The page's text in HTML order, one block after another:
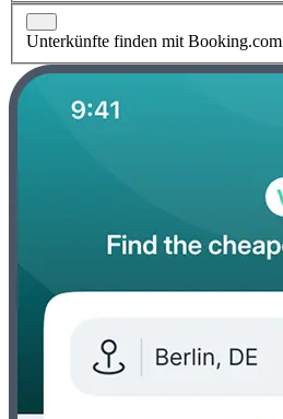
Unterkünfte finden mit Booking.com